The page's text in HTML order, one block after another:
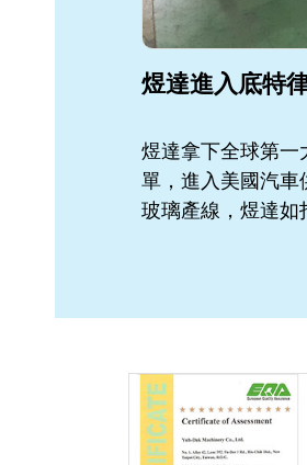
煜達進入底特
煜達拿下全球第一
單，進入美國汽車
玻璃產線，煜達如